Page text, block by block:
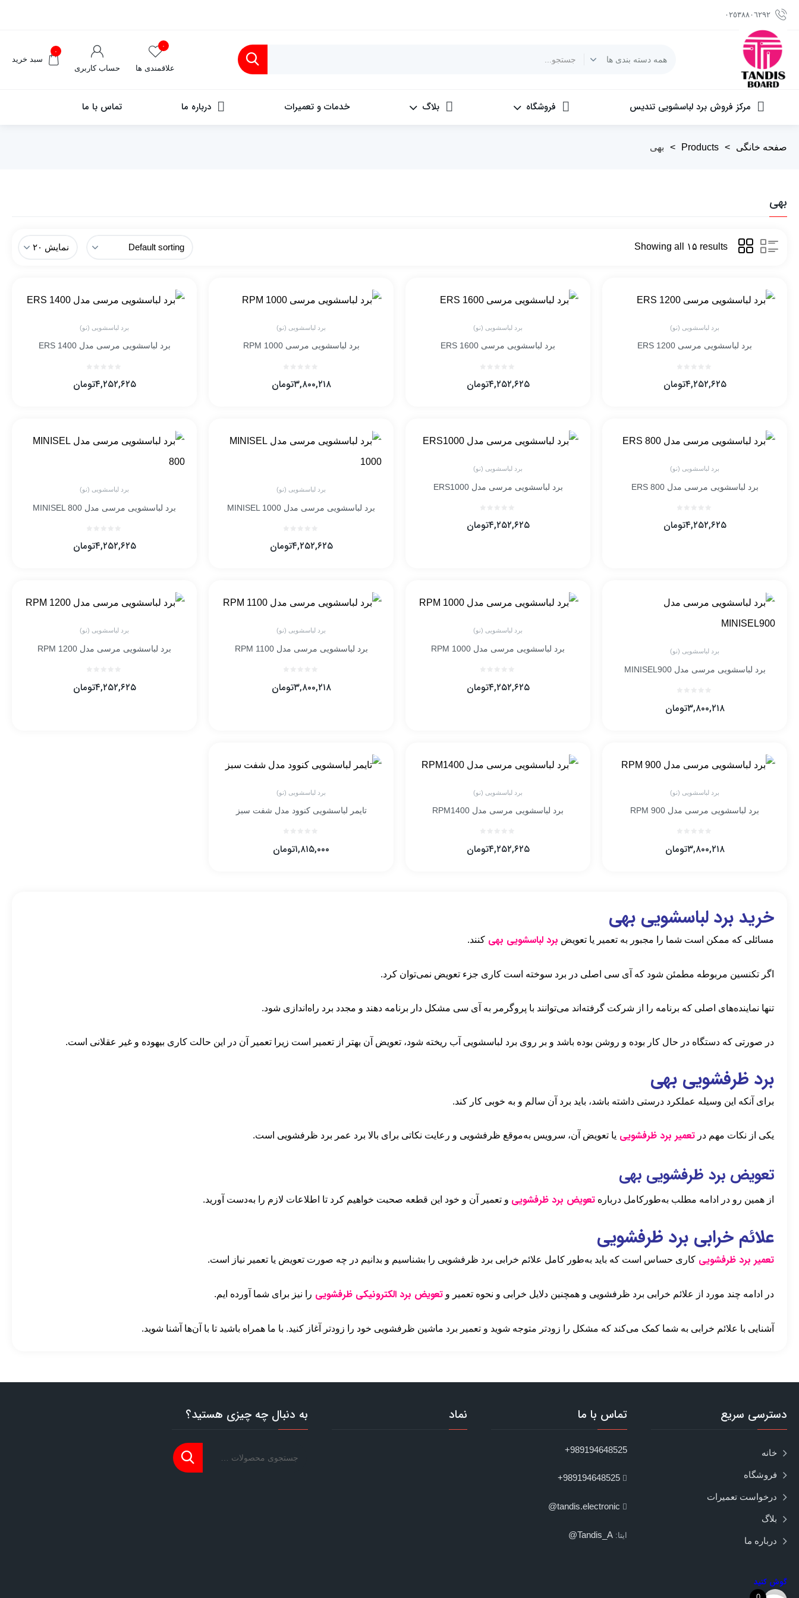
٠٢٥٣٨٨٠٦٢٩٢
۰
سبد خرید
حساب کاربری
۰
علاقمندی ها
مرکز فروش برد لباسشویی تندیس فروشگاه بلاگ خدمات و تعمیرات درباره ما تماس با ما
صفحه خانگی >
Products
> بهی
بهی
Showing all ۱۵ results
برد لباسشویی (نو)
برد لباسشویی مرسی ERS 1200
تومان۴,۲۵۲,۶۲۵
برد لباسشویی (نو)
برد لباسشویی مرسی ERS 1600
تومان۴,۲۵۲,۶۲۵
برد لباسشویی (نو)
برد لباسشویی مرسی RPM 1000
تومان۳,۸۰۰,۲۱۸
برد لباسشویی (نو)
برد لباسشویی مرسی مدل ERS 1400
تومان۴,۲۵۲,۶۲۵
برد لباسشویی (نو)
برد لباسشویی مرسی مدل ERS 800
تومان۴,۲۵۲,۶۲۵
برد لباسشویی (نو)
برد لباسشویی مرسی مدل ERS1000
تومان۴,۲۵۲,۶۲۵
برد لباسشویی (نو)
برد لباسشویی مرسی مدل MINISEL 1000
تومان۴,۲۵۲,۶۲۵
برد لباسشویی (نو)
برد لباسشویی مرسی مدل MINISEL 800
تومان۴,۲۵۲,۶۲۵
برد لباسشویی (نو)
برد لباسشویی مرسی مدل MINISEL900
تومان۳,۸۰۰,۲۱۸
برد لباسشویی (نو)
برد لباسشویی مرسی مدل RPM 1000
تومان۴,۲۵۲,۶۲۵
برد لباسشویی (نو)
برد لباسشویی مرسی مدل RPM 1100
تومان۳,۸۰۰,۲۱۸
برد لباسشویی (نو)
برد لباسشویی مرسی مدل RPM 1200
تومان۴,۲۵۲,۶۲۵
برد لباسشویی (نو)
برد لباسشویی مرسی مدل RPM 900
تومان۳,۸۰۰,۲۱۸
برد لباسشویی (نو)
برد لباسشویی مرسی مدل RPM1400
تومان۴,۲۵۲,۶۲۵
برد لباسشویی (نو)
تایمر لباسشویی کنوود مدل شفت سبز
تومان۱,۸۱۵,۰۰۰
خرید برد لباسشویی بهی
مسائلی که ممکن است شما را مجبور به تعمیر یا تعویض برد لباسشویی بهی کنند.
اگر تکنسین مربوطه مطمئن شود که آی سی اصلی در برد سوخته است کاری جزء تعویض نمی‌توان کرد.
تنها نماینده‌های اصلی که برنامه را از شرکت گرفته‌اند می‌توانند با پروگرمر به آی سی مشکل دار برنامه دهند و مجدد برد راه‌اندازی شود.
در صورتی که دستگاه در حال کار بوده و روشن بوده باشد و بر روی برد لباسشویی آب ریخته شود، تعویض آن بهتر از تعمیر است زیرا تعمیر آن در این حالت کاری بیهوده و غیر عقلانی است.
برد ظرفشویی بهی
برای آنکه این وسیله عملکرد درستی داشته باشد، باید برد آن سالم و به خوبی کار کند.
یکی از نکات مهم در تعمیر برد ظرفشویی یا تعویض آن، سرویس به‌موقع ظرفشویی و رعایت نکاتی برای بالا برد عمر برد ظرفشویی است.
تعویض برد ظرفشویی بهی
از همین رو در ادامه مطلب به‌طورکامل درباره تعویض برد ظرفشویی و تعمیر آن و خود این قطعه صحبت خواهیم کرد تا اطلاعات لازم را به‌دست آورید.
علائم خرابی برد ظرفشویی
تعمیر برد ظرفشویی کاری حساس است که باید به‌طور کامل علائم خرابی برد ظرفشویی را بشناسیم و بدانیم در چه صورت تعویض یا تعمیر نیاز است.
در ادامه چند مورد از علائم خرابی برد ظرفشویی و همچنین دلایل خرابی و نحوه تعمیر و تعویض برد الکترونیکی ظرفشویی را نیز برای شما آورده ایم.
آشنایی با علائم خرابی به شما کمک می‌کند که مشکل را زودتر متوجه شوید و تعمیر برد ماشین ظرفشویی خود را زودتر آغاز کنید. با ما همراه باشید تا با آن‌ها آشنا شوید.
دسترسی سریع
خانه
فروشگاه
درخواست تعمیرات
بلاگ
درباره ما
گوش کنید
تماس با ما
989194648525+
989194648525+
tandis.electronic@
ایتا: Tandis_A@
نماد به دنبال چه چیزی هستید؟